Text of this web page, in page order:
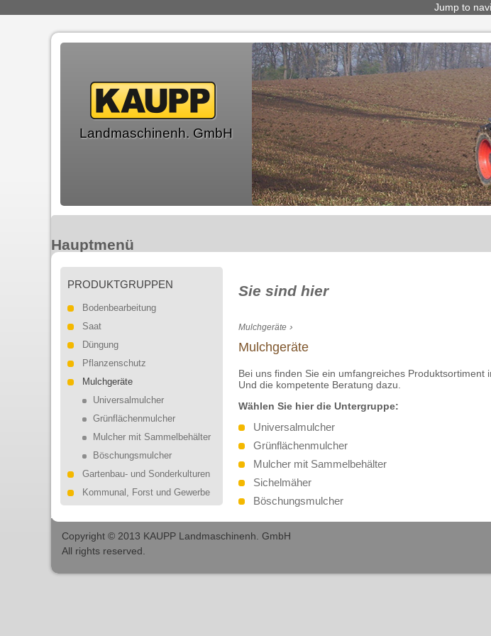
Jump to
Landmaschinenh. GmbH
Hauptmenü
ANGEBOTE
Sie sind hier
Mulchgeräte ›
Mulchgeräte
Bei uns finden Sie ein umfangreiches Produktsortiment
Und die kompetente Beratung dazu.
Wählen Sie hier die Untergruppe:
Universalmulcher
Grünflächenmulcher
Mulcher mit Sammelbehälter
Sichelmäher
Böschungsmulcher
PRODUKTGRUPPEN
Bodenbearbeitung
Saat
Düngung
Pflanzenschutz
Mulchgeräte
Universalmulcher
Grünflächenmulcher
Mulcher mit Sammelbehälter
Böschungsmulcher
Gartenbau- und Sonderkulturen
Kommunal, Forst und Gewerbe
Copyright © 2013 KAUPP Landmaschinenh. GmbH
All rights reserved.